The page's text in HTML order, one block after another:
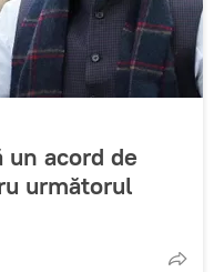
un acord de
următorul